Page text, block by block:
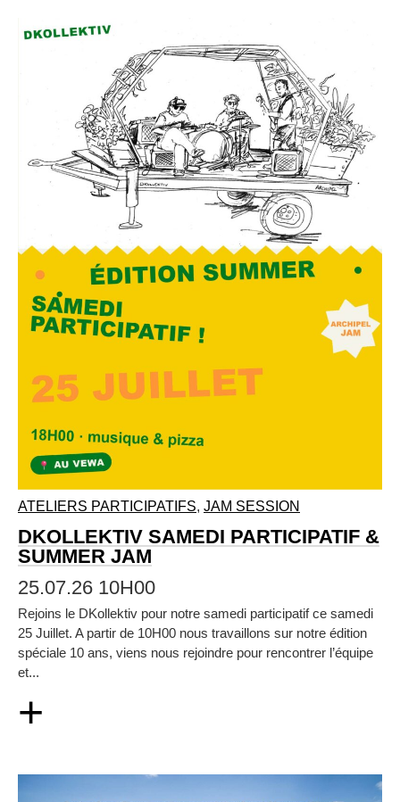
ATELIERS PARTICIPATIFS, JAM SESSION
DKOLLEKTIV SAMEDI PARTICIPATIF &
SUMMER JAM
25.07.26 10H00
Rejoins le DKollektiv pour notre samedi participatif ce samedi
25 Juillet. A partir de 10H00 nous travaillons sur notre édition
spéciale 10 ans, viens nous rejoindre pour rencontrer l’équipe
et...
+